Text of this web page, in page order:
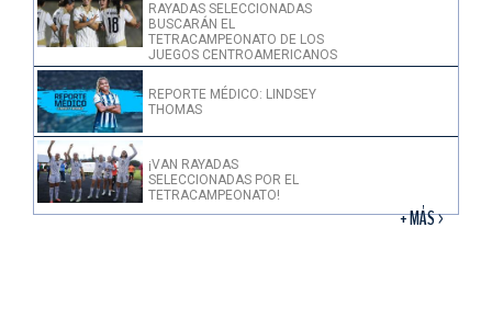
RAYADAS SELECCIONADAS
BUSCARÁN EL
TETRACAMPEONATO DE LOS
JUEGOS CENTROAMERICANOS
REPORTE MÉDICO: LINDSEY
THOMAS
¡VAN RAYADAS
SELECCIONADAS POR EL
TETRACAMPEONATO!
+ MÁS >